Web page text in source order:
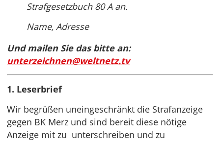
Strafgesetzbuch 80 A an.
Name, Adresse
Und mailen Sie das bitte an:
unterzeichnen@weltnetz.tv
1. Leserbrief
Wir begrüßen uneingeschränkt die Strafanzeige
gegen BK Merz und sind bereit diese nötige
Anzeige mit zu unterschreiben und zu